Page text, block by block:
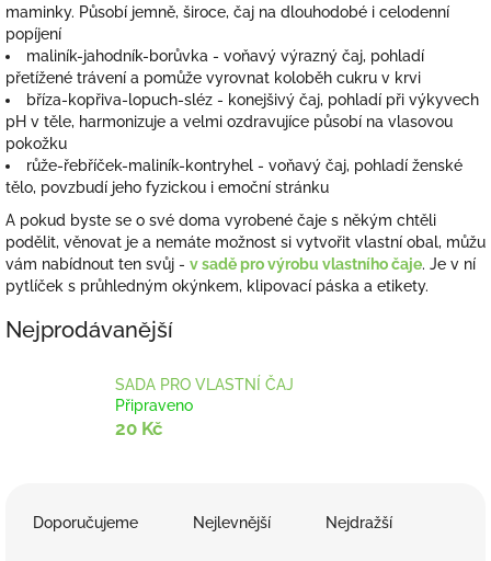
maminky. Působí jemně, široce, čaj na dlouhodobé i celodenní
popíjení
maliník-jahodník-borůvka - voňavý výrazný čaj, pohladí
přetížené trávení a pomůže vyrovnat koloběh cukru v krvi
bříza-kopřiva-lopuch-sléz - konejšivý čaj, pohladí při výkyvech
pH v těle, harmonizuje a velmi ozdravujíce působí na vlasovou
pokožku
růže-řebříček-maliník-kontryhel - voňavý čaj, pohladí ženské
tělo, povzbudí jeho fyzickou i emoční stránku
A pokud byste se o své doma vyrobené čaje s někým chtěli
podělit, věnovat je a nemáte možnost si vytvořit vlastní obal, můžu
vám nabídnout ten svůj - v sadě pro výrobu vlastního čaje. Je v ní
pytlíček s průhledným okýnkem, klipovací páska a etikety.
Nejprodávanější
SADA PRO VLASTNÍ ČAJ
Připraveno
20 Kč
Doporučujeme Nejlevnější Nejdražší